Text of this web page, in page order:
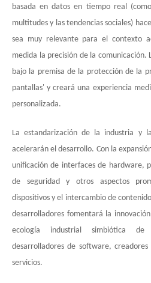
basada en datos en tiempo real
multitudes y las tendencias sociales)
sea muy relevante para el contexto
medida la precisión de la comunicación.
bajo la premisa de la protección de la
pantallas' y creará una experiencia
personalizada.
La estandarización de la industria y
acelerarán el desarrollo. Con la
unificación de interfaces de hardware,
de seguridad y otros aspectos
dispositivos y el intercambio de
desarrolladores fomentará la
ecología industrial simbiótica
desarrolladores de software,
servicios.